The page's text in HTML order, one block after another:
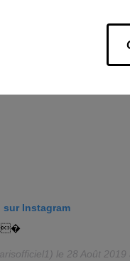
Instagram
le 28 Août 2019 à 6